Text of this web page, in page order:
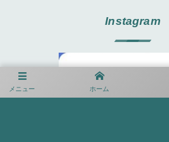
メニュー ホーム
Instagram